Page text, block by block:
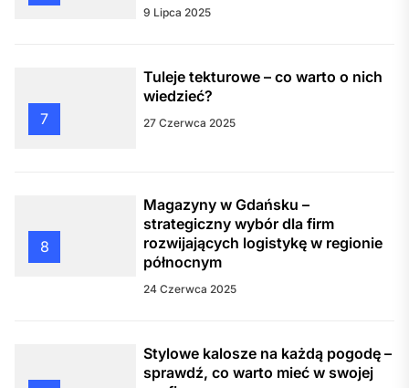
9 Lipca 2025
7
Tuleje tekturowe – co warto o nich
wiedzieć?
27 Czerwca 2025
8
Magazyny w Gdańsku –
strategiczny wybór dla firm
rozwijających logistykę w regionie
północnym
24 Czerwca 2025
Stylowe kalosze na każdą pogodę –
sprawdź, co warto mieć w swojej